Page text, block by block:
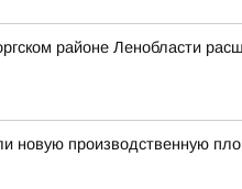
районе Ленобласти
новую производственную